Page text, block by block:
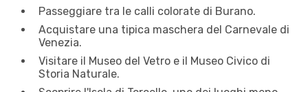
Passeggiare tra le calli colorate di Burano.
Acquistare una tipica maschera del Carnevale di
Venezia.
Visitare il Museo del Vetro e il Museo Civico di
Storia Naturale.